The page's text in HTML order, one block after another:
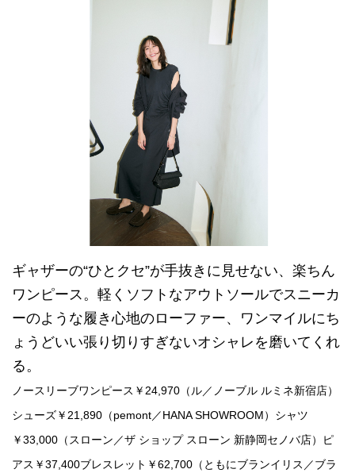
ギャザーの“ひとクセ”が手抜きに見せない、楽ちん
ワンピース。軽くソフトなアウトソールでスニーカ
ーのような履き心地のローファー、ワンマイルにち
ょうどいい張り切りすぎないオシャレを磨いてくれ
る。
ノースリーブワンピース￥24,970（ル／ノーブル ルミネ新宿店）
シューズ￥21,890（pemont／HANA SHOWROOM）シャツ
￥33,000（スローン／ザ ショップ スローン 新静岡セノバ店）ピ
アス￥37,400ブレスレット￥62,700（ともにブランイリス／ブラ